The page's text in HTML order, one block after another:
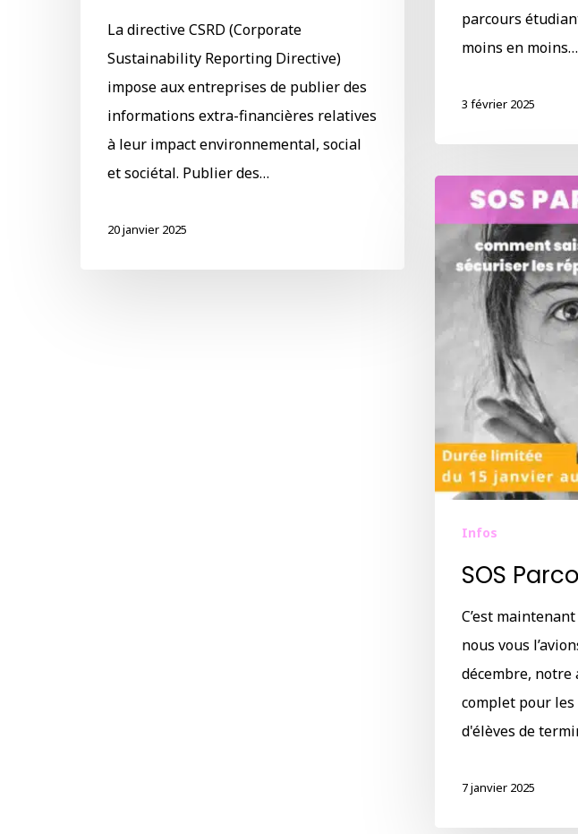
parcours
moins en moins…
3 février 2025
La directive CSRD (Corporate
Sustainability Reporting Directive)
impose aux entreprises de publier des
informations extra-financières relatives
à leur impact environnemental, social
et sociétal. Publier des…
20 janvier 2025
Infos
SOS
C’est
nous vous
décembre, notre
complet pour les
d'élèves de
7 janvier 2025